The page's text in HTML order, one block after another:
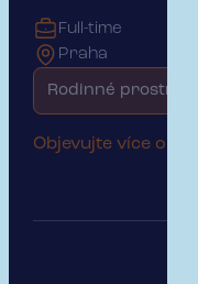
Full-time
Praha
Objevujte více o
Rodinné prostředí